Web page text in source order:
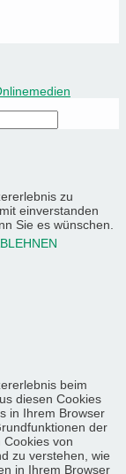
zu
einverstanden
Sie es wünschen.
beim
diesen Cookies
in Ihrem Browser
der
von
zu verstehen, wie
in Ihrem Browser